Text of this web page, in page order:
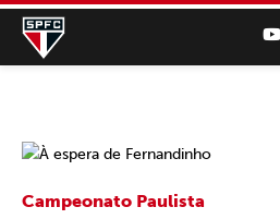
Campeonato Paulista